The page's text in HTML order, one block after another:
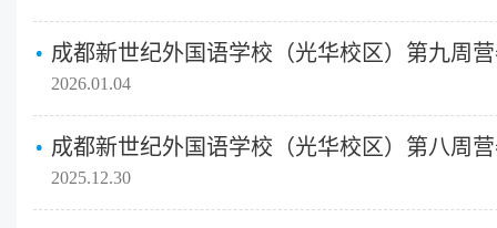
成都新世纪外国语学校（光华校区）第九周
2026.01.04
成都新世纪外国语学校（光华校区）第八周
2025.12.30